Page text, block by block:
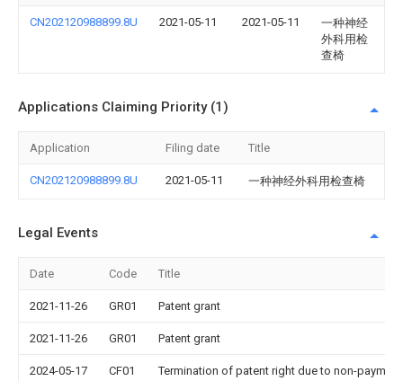
CN202120988899.8U 2021-05-11 2021-05-11
一种神经
外科用检
查椅
Applications Claiming Priority (1)
Application Filing date Title
CN202120988899.8U 2021-05-11 一种神经外科用检查椅
Legal Events
Date Code Title
2021-11-26 GR01 Patent grant
2021-11-26 GR01 Patent grant
2024-05-17 CF01 Termination of patent right due to non-